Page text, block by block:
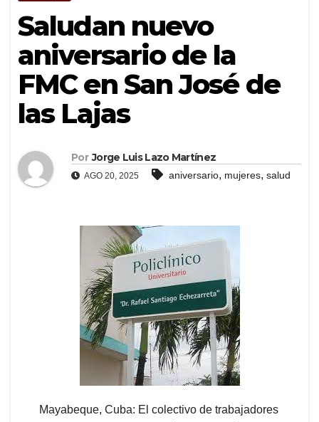
Saludan nuevo
aniversario de la
FMC en San José de
las Lajas
Por Jorge Luis Lazo Martínez
AGO 20, 2025 aniversario, mujeres, salud
Mayabeque, Cuba: El colectivo de trabajadores